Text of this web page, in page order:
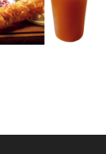
中の賑わい